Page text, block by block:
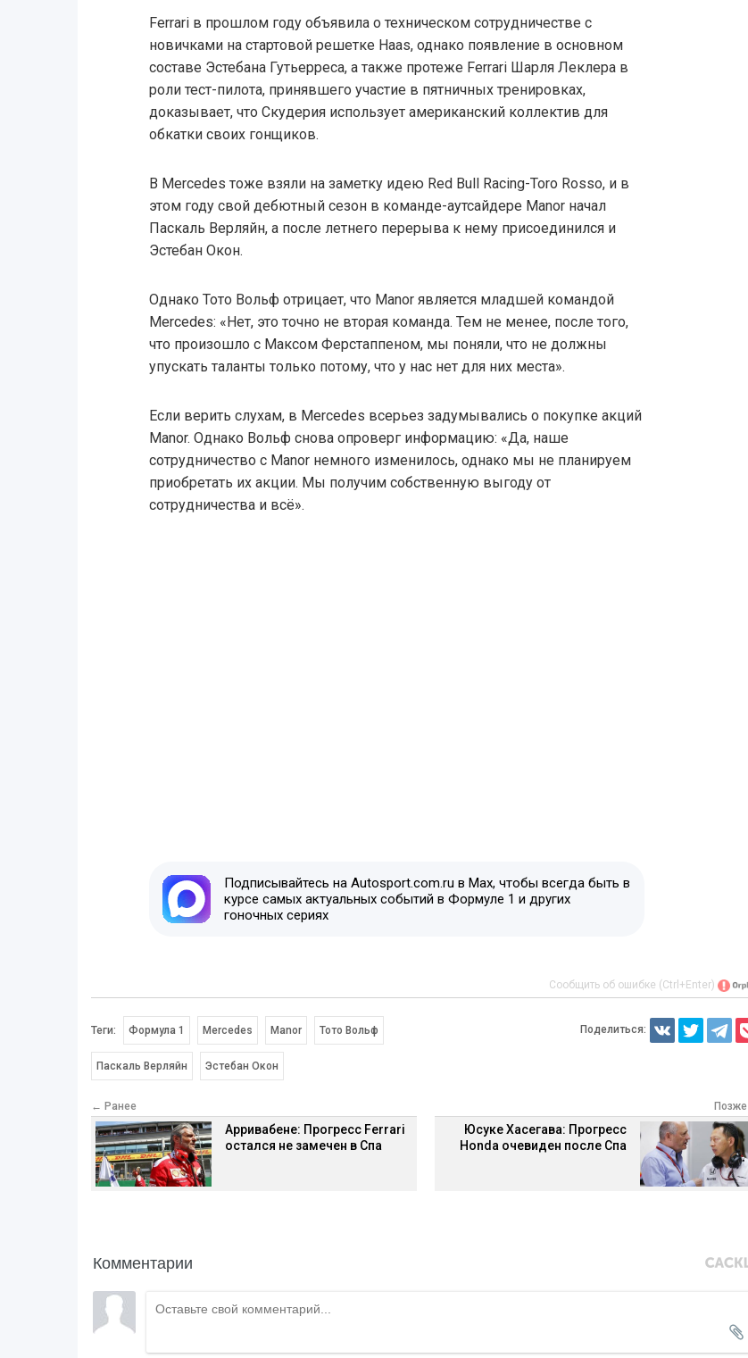
Ferrari в прошлом году объявила о техническом сотрудничестве с
новичками на стартовой решетке Haas, однако появление в основном
составе Эстебана Гутьерреса, а также протеже Ferrari Шарля Леклера в
роли тест-пилота, принявшего участие в пятничных тренировках,
доказывает, что Скудерия использует американский коллектив для
обкатки своих гонщиков.
В Mercedes тоже взяли на заметку идею Red Bull Racing-Toro Rosso, и в
этом году свой дебютный сезон в команде-аутсайдере Manor начал
Паскаль Верляйн, а после летнего перерыва к нему присоединился и
Эстебан Окон.
Однако Тото Вольф отрицает, что Manor является младшей командой
Mercedes: «Нет, это точно не вторая команда. Тем не менее, после того,
что произошло с Максом Ферстаппеном, мы поняли, что не должны
упускать таланты только потому, что у нас нет для них места».
Если верить слухам, в Mercedes всерьез задумывались о покупке акций
Manor. Однако Вольф снова опроверг информацию: «Да, наше
сотрудничество с Manor немного изменилось, однако мы не планируем
приобретать их акции. Мы получим собственную выгоду от
сотрудничества и всё».
Подписывайтесь на Autosport.com.ru в Max, чтобы всегда быть в
курсе самых актуальных событий в Формуле 1 и других
гоночных сериях
Сообщить об ошибке (Ctrl+Enter)
Теги: Формула 1 Mercedes Manor Тото Вольф
Паскаль Верляйн Эстебан Окон
Поделиться:
← Ранее
Арривабене: Прогресс Ferrari
остался не замечен в Спа
Юсуке Хасегава: Прогресс
Honda очевиден после Спа
Комментарии